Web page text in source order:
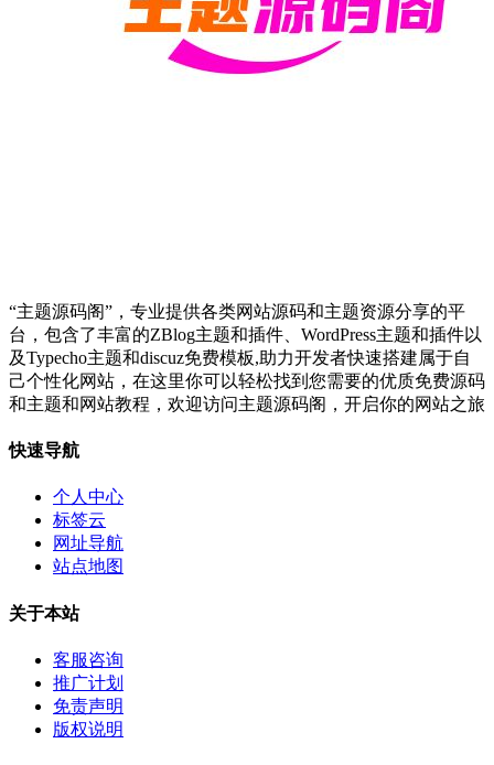
“主题源码阁”，专业提供各类网站源码和主题资源分享的平
台，包含了丰富的ZBlog主题和插件、WordPress主题和插件以
及Typecho主题和discuz免费模板,助力开发者快速搭建属于自
己个性化网站，在这里你可以轻松找到您需要的优质免费源码
和主题和网站教程，欢迎访问主题源码阁，开启你的网站之旅
快速导航
个人中心
标签云
网址导航
站点地图
关于本站
客服咨询
推广计划
免责声明
版权说明